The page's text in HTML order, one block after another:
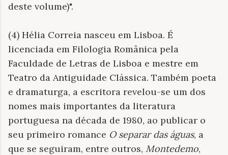
deste volume)".
(4) Hélia Correia nasceu em Lisboa. É
licenciada em Filologia Românica pela
Faculdade de Letras de Lisboa e mestre em
Teatro da Antiguidade Clássica. Também poeta
e dramaturga, a escritora revelou-se um dos
nomes mais importantes da literatura
portuguesa na década de 1980, ao publicar o
seu primeiro romance O separar das águas, a
que se seguiram, entre outros, Montedemo,